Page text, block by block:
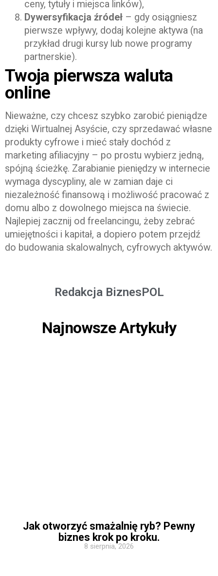
ceny, tytuły i miejsca linków),
Dywersyfikacja źródeł – gdy osiągniesz
pierwsze wpływy, dodaj kolejne aktywa (na
przykład drugi kursy lub nowe programy
partnerskie).
Twoja pierwsza waluta
online
Nieważne, czy chcesz szybko zarobić pieniądze
dzięki Wirtualnej Asyście, czy sprzedawać własne
produkty cyfrowe i mieć stały dochód z
marketing afiliacyjny – po prostu wybierz jedną,
spójną ścieżkę. Zarabianie pieniędzy w internecie
wymaga dyscypliny, ale w zamian daje ci
niezależność finansową i możliwość pracować z
domu albo z dowolnego miejsca na świecie.
Najlepiej zacznij od freelancingu, żeby zebrać
umiejętności i kapitał, a dopiero potem przejdź
do budowania skalowalnych, cyfrowych aktywów.
Redakcja BiznesPOL
Najnowsze Artykuły
Jak otworzyć smażalnię ryb? Pewny
biznes krok po kroku.
8 sierpnia, 2026